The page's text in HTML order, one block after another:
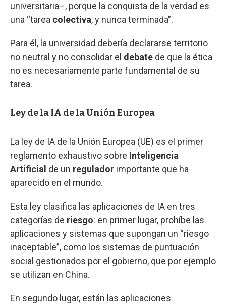
universitaria–, porque la conquista de la verdad es
una “tarea colectiva, y nunca terminada”.
Para él, la universidad debería declararse territorio
no neutral y no consolidar el debate de que la ética
no es necesariamente parte fundamental de su
tarea.
Ley de la IA de la Unión Europea
La ley de IA de la Unión Europea (UE) es el primer
reglamento exhaustivo sobre Inteligencia
Artificial de un regulador importante que ha
aparecido en el mundo.
Esta ley clasifica las aplicaciones de IA en tres
categorías de riesgo: en primer lugar, prohíbe las
aplicaciones y sistemas que supongan un “riesgo
inaceptable”, como los sistemas de puntuación
social gestionados por el gobierno, que por ejemplo
se utilizan en China.
En segundo lugar, están las aplicaciones